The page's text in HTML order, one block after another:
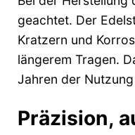
geachtet. Der
Kratzern und
längerem Tragen.
Jahren der
Präzision,